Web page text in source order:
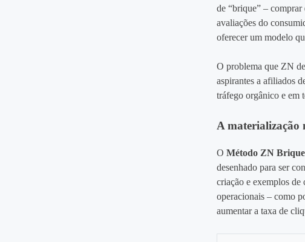
de “brique” –
avaliações do
oferecer um modelo
O problema que ZN
aspirantes a afiliados
tráfego orgânico e em
A materialização
OMétodo ZN Brique
desenhado para ser
criação e exemplos de
operacionais – como
aumentar a taxa de